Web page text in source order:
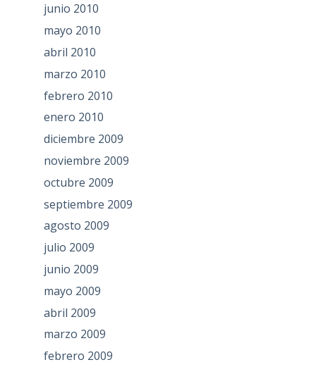
junio 2010
mayo 2010
abril 2010
marzo 2010
febrero 2010
enero 2010
diciembre 2009
noviembre 2009
octubre 2009
septiembre 2009
agosto 2009
julio 2009
junio 2009
mayo 2009
abril 2009
marzo 2009
febrero 2009